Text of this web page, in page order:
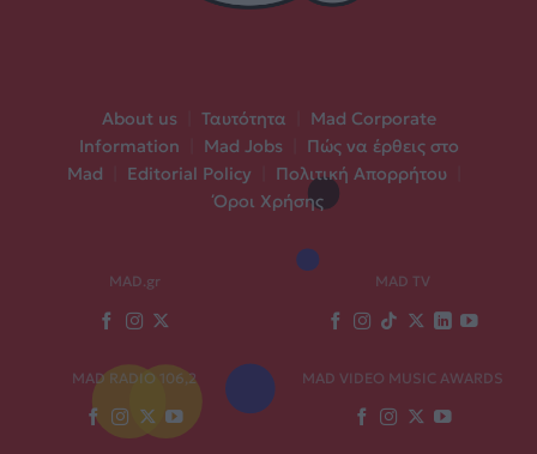
About us Ταυτότητα
Mad Corporate
Information
Mad Jobs
Πώς να έρθεις στο
Mad
Editorial Policy Πολιτική Απορρήτου
Όροι Χρήσης
MAD.gr MAD TV
MAD RADIO 106,2 MAD VIDEO MUSIC AWARDS